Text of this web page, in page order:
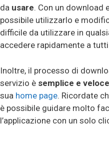
da usare. Con un download
possibile utilizzarlo e
difficile da utilizzare in
accedere rapidamente a
Inoltre, il processo di
servizio è semplice e veloce
sua home page. Ricordate
è possibile guidare molto
l’applicazione con un solo